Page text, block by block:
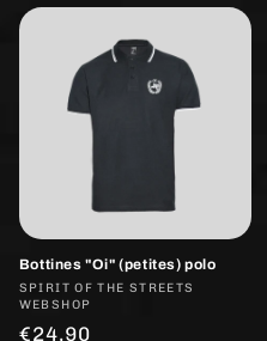
Bottines "Oi" (petites) polo
Fournisseur :
SPIRIT OF THE STREETS
WEBSHOP
Prix
€24,90